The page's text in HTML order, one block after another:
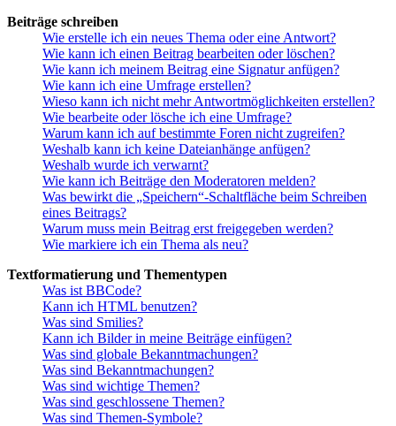
Beiträge schreiben
Wie erstelle ich ein neues Thema oder eine Antwort?
Wie kann ich einen Beitrag bearbeiten oder löschen?
Wie kann ich meinem Beitrag eine Signatur anfügen?
Wie kann ich eine Umfrage erstellen?
Wieso kann ich nicht mehr Antwortmöglichkeiten erstellen?
Wie bearbeite oder lösche ich eine Umfrage?
Warum kann ich auf bestimmte Foren nicht zugreifen?
Weshalb kann ich keine Dateianhänge anfügen?
Weshalb wurde ich verwarnt?
Wie kann ich Beiträge den Moderatoren melden?
Was bewirkt die „Speichern“-Schaltfläche beim Schreiben
eines Beitrags?
Warum muss mein Beitrag erst freigegeben werden?
Wie markiere ich ein Thema als neu?
Textformatierung und Thementypen
Was ist BBCode?
Kann ich HTML benutzen?
Was sind Smilies?
Kann ich Bilder in meine Beiträge einfügen?
Was sind globale Bekanntmachungen?
Was sind Bekanntmachungen?
Was sind wichtige Themen?
Was sind geschlossene Themen?
Was sind Themen-Symbole?